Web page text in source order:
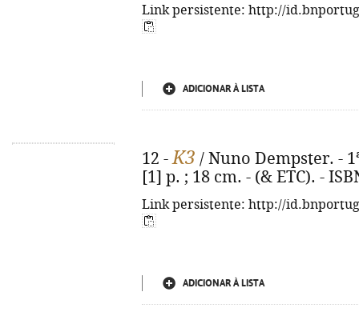
Link persistente: http://
ADICIONAR À LISTA
12 -K3 / Nuno Dempster. -
[1] p. ; 18 cm. - (& ETC). -
Link persistente: http://
ADICIONAR À LISTA